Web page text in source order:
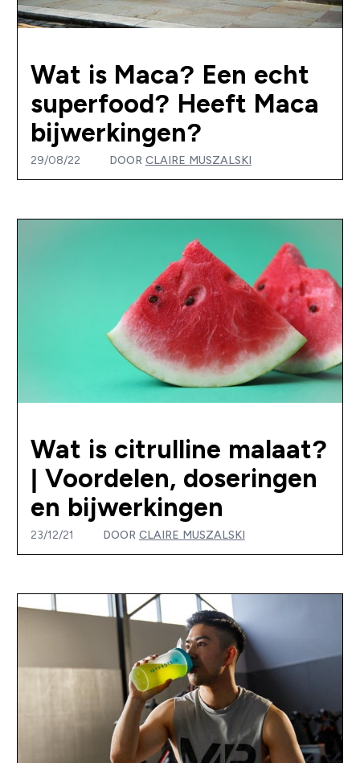
Wat is Maca? Een echt
superfood? Heeft Maca
bijwerkingen?
29/08/22 DOOR CLAIRE MUSZALSKI
Wat is citrulline malaat?
| Voordelen, doseringen
en bijwerkingen
23/12/21 DOOR CLAIRE MUSZALSKI